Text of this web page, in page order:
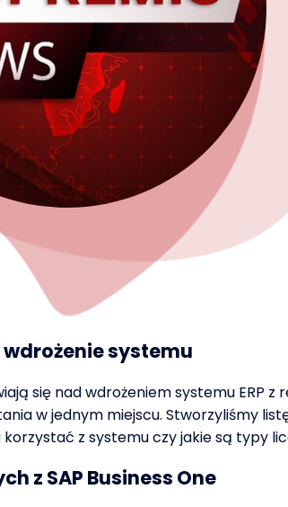
systemu
się nad wdrożeniem systemu ERP
w jednym miejscu. Stworzyliśmy
z systemu czy jakie są typy
z SAP Business One